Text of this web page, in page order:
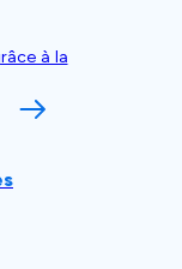
à la